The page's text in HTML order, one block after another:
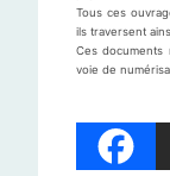
Tous ces
ils traversent
Ces documents
voie de